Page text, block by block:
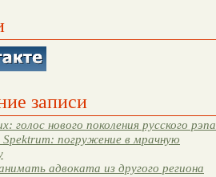
записи
голос нового поколения русского рэпа
Spektrum: погружение в мрачную
адвоката из другого региона